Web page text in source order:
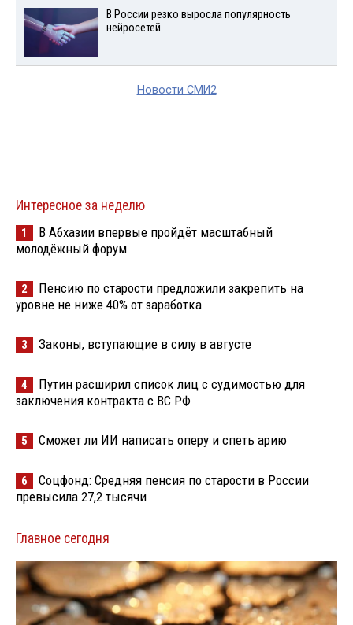
В России резко выросла популярность
нейросетей
Новости СМИ2
Интересное за неделю
1
В Абхазии впервые пройдёт масштабный
молодёжный форум
2
Пенсию по старости предложили закрепить на
уровне не ниже 40% от заработка
3 Законы, вступающие в силу в августе
4
Путин расширил список лиц с судимостью для
заключения контракта с ВС РФ
5 Сможет ли ИИ написать оперу и спеть арию
6
Соцфонд: Средняя пенсия по старости в России
превысила 27,2 тысячи
Главное сегодня